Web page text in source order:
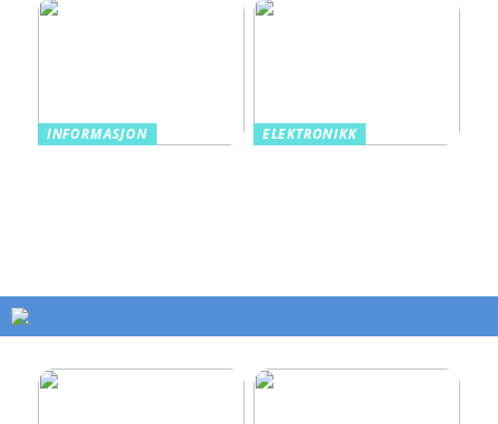
INFORMASJON
ELEKTRONIKK